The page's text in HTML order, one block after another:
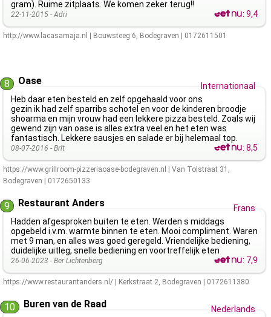
gram). Ruime zitplaats. We komen zeker terug!!
22-11-2015 -Adri :9,4
http://www.lacasamaja.nl Bouwsteeg 6, Bodegraven 0172611501
8 Oase
Internationaal
Heb daar eten besteld en zelf opgehaald voor ons
gezin ik had zelf sparribs schotel en voor de kinderen broodje
shoarma en mijn vrouw had een lekkere pizza besteld. Zoals wij
gewend zijn van oase is alles extra veel en het eten was
fantastisch. Lekkere sausjes en salade er bij helemaal top.
08-07-2016 - Brit :8,5
https://www.grillroom-pizzeriaoase-bodegraven.nl Van Tolstraat 31 ,
Bodegraven
0172650133
9 Restaurant Anders
Frans
Hadden afgesproken buiten te eten. Werden s middags
opgebeld i.v.m. warmte binnen te eten. Mooi compliment. Waren
met 9 man, en alles was goed geregeld. Vriendelijke bediening,
duidelijke uitleg, snelle bediening en voortreffelijk eten
26-06-2023 - Ber Lichtenberg : 7,9
https://www.restaurantanders.nl/ Kerkstraat 2, Bodegraven 0172611380
10 Buren van de Raad
Nederlands